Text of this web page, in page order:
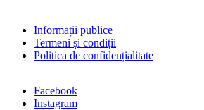
Informații publice
Termeni și condiții
Politica de confidențialitate
Facebook
Instagram